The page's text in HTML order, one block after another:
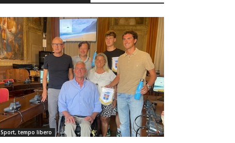
Sport, tempo libero